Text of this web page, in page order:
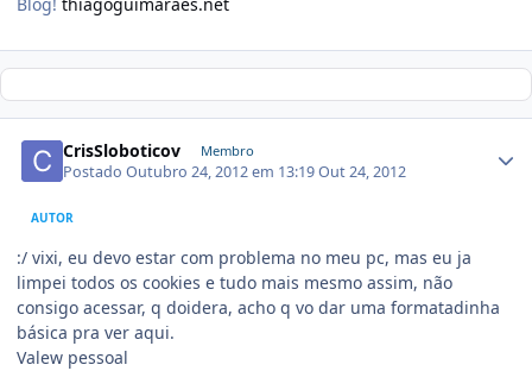
CrisSloboticov Membro
PostadoOutubro 24, 2012 em 13:19Out 24, 2012
AUTOR
:/ vixi, eu devo estar com problema no meu pc, mas eu ja
limpei todos os cookies e tudo mais mesmo assim, não
consigo acessar, q doidera, acho q vo dar uma formatadinha
básica pra ver aqui.
Valew pessoal